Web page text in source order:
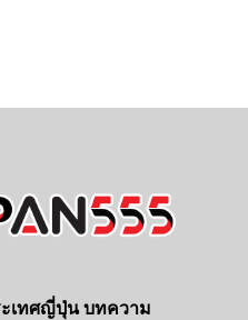
ะเทศญี่ปุ่น บทความ